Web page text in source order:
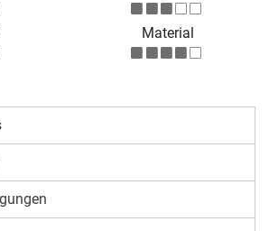
Material